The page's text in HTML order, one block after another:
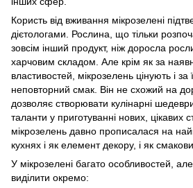
Користь від вживання мікрозелені
дієтологами. Рослина, що тільки
зовсім інший продукт, ніж доросла
харчовим складом. Але крім як за
властивостей, мікрозелень цінують і за
неповторний смак. Він не схожий на
дозволяє створювати кулінарні
таланти у приготуванні нових, цікавих
мікрозелень давно прописалася на
кухнях і як елемент декору, і як
У мікрозелені багато особливостей, але
виділити окремо: